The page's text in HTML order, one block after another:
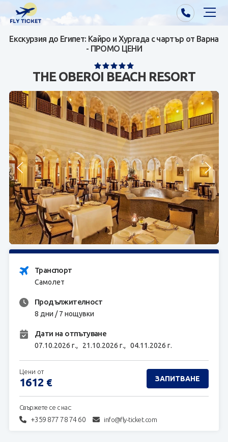
Почивки от Варна
Почивки от София/Пловдив/Бургас
Самолетни билети
Визи
Контакти
За нас
ЗАПИТВАНЕ
Екскурзия до Египет: Кайро и Хургада с чартър от Варна
- ПРОМО ЦЕНИ
THE OBEROI BEACH RESORT
Транспорт
Самолет
Продължителност
8 дни / 7 нощувки
Дати на отпътуване
07.10.2026 г., 21.10.2026 г., 04.11.2026 г.
Свържете се с нас:
+359 877 78 74 60 info@fly-ticket.com
Цени от
1612 € ЗАПИТВАНЕ